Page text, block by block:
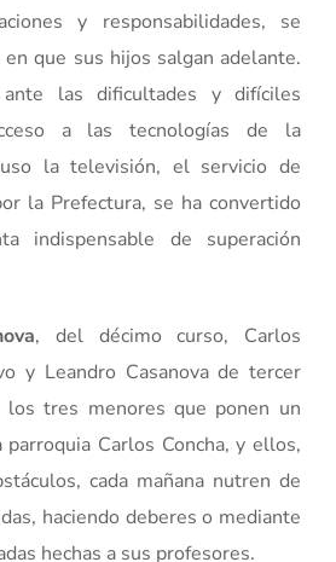
y responsabilidades, se
que sus hijos salgan adelante.
las dificultades y difíciles
a las tecnologías de la
la televisión, el servicio de
la Prefectura, se ha convertido
indispensable de superación
, del décimo curso, Carlos
y Leandro Casanova de tercer
los tres menores que ponen un
Carlos Concha, y ellos,
cada mañana nutren de
haciendo deberes o mediante
hechas a sus profesores.